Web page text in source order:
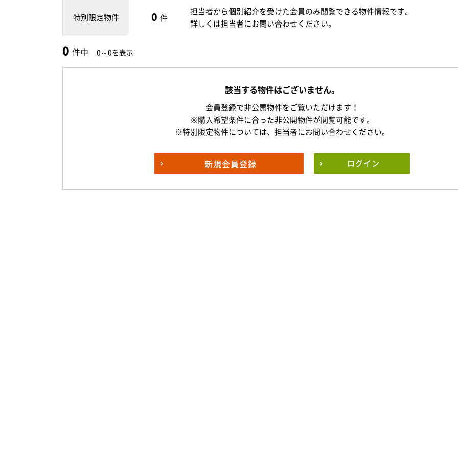
特別限定物件 0 件
担当者から個別紹介を受けた会員のみ閲覧できる物件情報です。
詳しくは担当者にお問い合わせください。
0 件中 0～0を表示
該当する物件はございません。
会員登録で非公開物件をご覧いただけます！
※購入希望条件に合った非公開物件が閲覧可能です。
※特別限定物件については、担当者にお問い合わせください。
新規会員登録 ログイン